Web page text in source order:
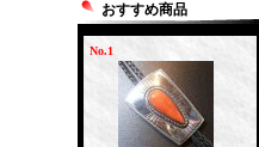
おすすめ商品
No.1